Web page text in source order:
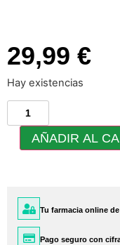
29,99 €
Hay existencias
AÑADIR AL
Tu farmacia online
Pago seguro con